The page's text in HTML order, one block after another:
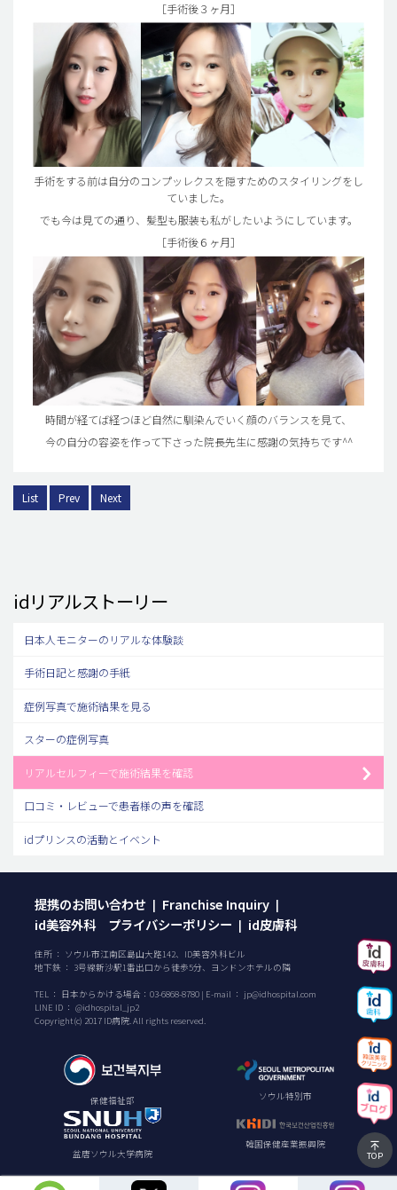
［手術後３ヶ月］
手術をする前は自分のコンプッレクスを隠すためのスタイリングをし
ていました。
でも今は見ての通り、髪型も服装も私がしたいようにしています。
［手術後６ヶ月］
時間が経てば経つほど自然に馴染んでいく顔のバランスを見て、
今の自分の容姿を作って下さった院長先生に感謝の気持ちです^^
List Prev Next
idリアルストーリー
日本人モニターのリアルな体験談
手術日記と感謝の手紙
症例写真で施術結果を見る
スターの症例写真
リアルセルフィーで施術結果を確認
口コミ・レビューで患者様の声を確認
idプリンスの活動とイベント
提携のお問い合わせ | Franchise Inquiry |
id美容外科 プライバシーポリシー | id皮膚科
住所 ： ソウル市江南区島山大路142、ID美容外科ビル
地下鉄 ： 3号線新沙駅1番出口から徒歩5分、ヨンドンホテルの隣
TEL ： 日本からかける場合： 03-6868-8780 | E-mail ： jp@idhospital.com
LINE ID ： @idhospital_jp2
Copyright(c) 2017 ID病院. All rights reserved.
保健福祉部 ソウル特別市
盆唐ソウル大学病院
韓国保健産業振興院
TOP